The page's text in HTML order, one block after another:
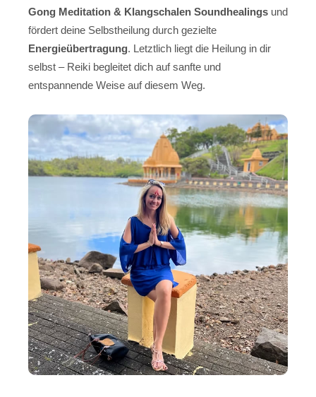
Gong Meditation & Klangschalen Soundhealings und
fördert deine Selbstheilung durch gezielte
Energieübertragung. Letztlich liegt die Heilung in dir
selbst – Reiki begleitet dich auf sanfte und
entspannende Weise auf diesem Weg.